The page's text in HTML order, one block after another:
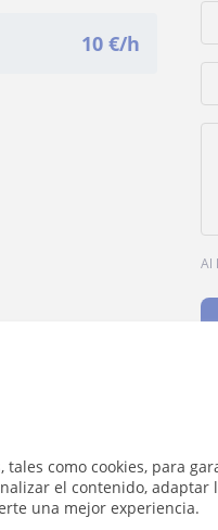
como cookies, para
el contenido, adaptar
una mejor experiencia.
10 €/h
Al
este perfil?